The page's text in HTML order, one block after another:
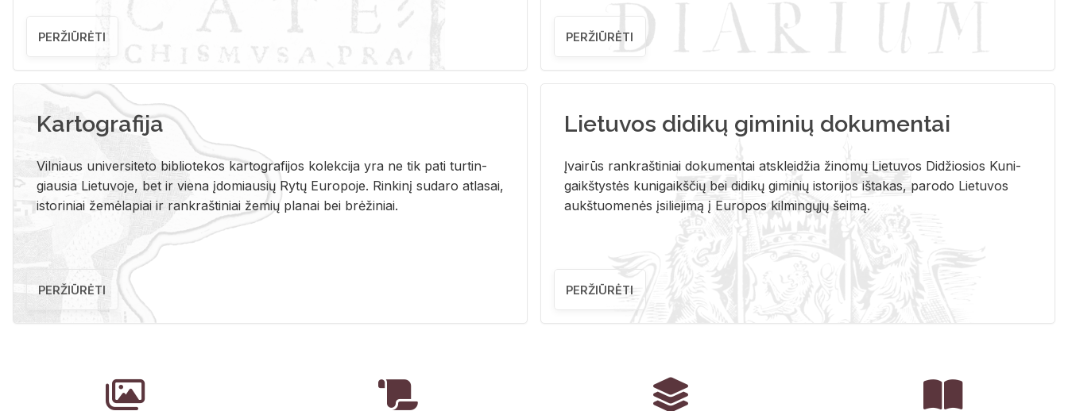
PERŽIŪRĖTI PERŽIŪRĖTI
Kartografija
Vil­niaus uni­ver­si­te­to bi­b­lio­te­kos kar­to­gra­fi­jos ko­lek­ci­ja yra ne tik pati tur­tin­
giau­sia Lie­tu­vo­je, bet ir vie­na įdo­miau­sių Rytų Eu­ro­po­je. Rin­ki­nį su­da­ro at­la­sai,
is­to­ri­niai že­mė­la­piai ir rank­raš­ti­niai že­mių pla­nai bei brė­ži­niai.
PERŽIŪRĖTI
Lietuvos didikų giminių dokumentai
Įvai­rūs rank­raš­ti­niai do­ku­men­tai at­sklei­džia ži­no­mų Lie­tu­vos Di­džio­sios Ku­ni­
gaikš­tys­tės ku­ni­gaikš­čių bei di­di­kų gi­mi­nių is­to­ri­jos iš­ta­kas, pa­ro­do Lie­tu­vos
aukš­tuo­me­nės įsi­lie­ji­mą į Eu­ro­pos kil­min­gų­jų šei­mą.
PERŽIŪRĖTI